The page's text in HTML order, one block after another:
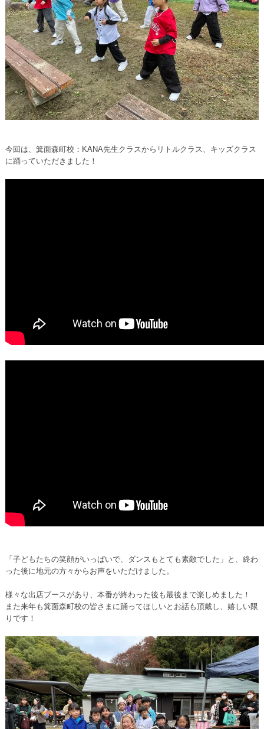
今回は、箕面森町校：KANA先生クラスからリトルクラス、キッズクラス
に踊っていただきました！
「子どもたちの笑顔がいっぱいで、ダンスもとても素敵でした」と、終わ
った後に地元の方々からお声をいただけました。
様々な出店ブースがあり、本番が終わった後も最後まで楽しめました！
また来年も箕面森町校の皆さまに踊ってほしいとお話も頂戴し、嬉しい限
りです！